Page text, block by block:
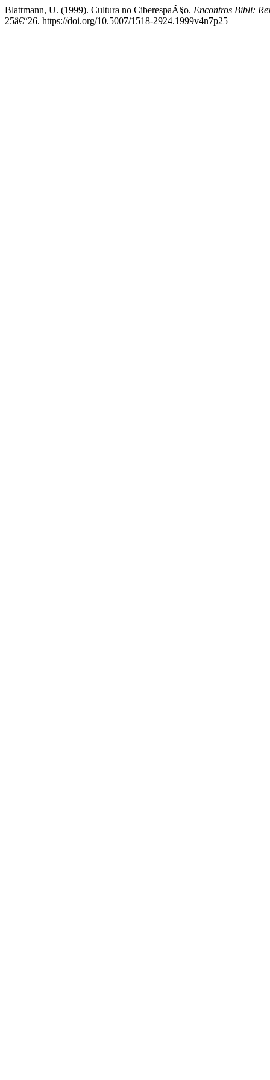
Blattmann, U. (1999). Cultura no CiberespaÃ§o. Encontros Bibli:
25â€“26. https://doi.org/10.5007/1518-2924.1999v4n7p25